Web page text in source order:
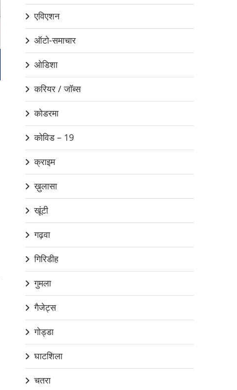
एविएशन
ऑटो-समाचार
ओडिशा
करियर / जॉब्स
कोडरमा
कोविड – 19
क्राइम
ख़ुलासा
खूंटी
गढ़वा
गिरिडीह
गुमला
गैजेट्स
गोड्डा
घाटशिला
चतरा